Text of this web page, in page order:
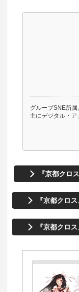
グループSNE所
主にデジタル・ア
『京都クロ
『京都クロ
『京都クロ